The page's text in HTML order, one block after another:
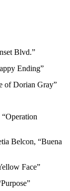
Blvd.”
Ending”
of Dorian Gray”
Belcon, “Buena
Face”